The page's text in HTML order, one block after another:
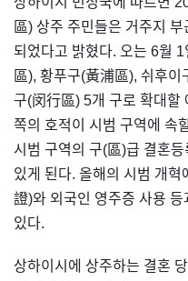
區) 상주 주민들은 거주지
되었다고 밝혔다. 오는 6월
區), 황푸구(黃浦區), 쉬후
구(闵行區) 5개 구로 확대할
쪽의 호적이 시범 구역에 속
시범 구역의 구(區)급 결혼
있게 된다. 올해의 시범 개
證)와 외국인 영주증 사용
있다.
상하이시에 상주하는 결혼